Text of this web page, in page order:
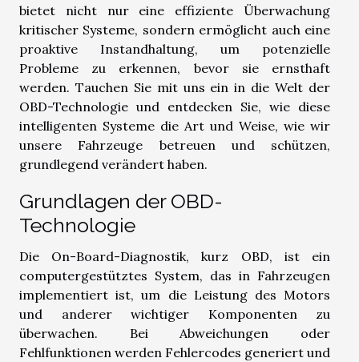
bietet nicht nur eine effiziente Überwachung
kritischer Systeme, sondern ermöglicht auch eine
proaktive Instandhaltung, um potenzielle
Probleme zu erkennen, bevor sie ernsthaft
werden. Tauchen Sie mit uns ein in die Welt der
OBD-Technologie und entdecken Sie, wie diese
intelligenten Systeme die Art und Weise, wie wir
unsere Fahrzeuge betreuen und schützen,
grundlegend verändert haben.
Grundlagen der OBD-
Technologie
Die On-Board-Diagnostik, kurz OBD, ist ein
computergestütztes System, das in Fahrzeugen
implementiert ist, um die Leistung des Motors
und anderer wichtiger Komponenten zu
überwachen. Bei Abweichungen oder
Fehlfunktionen werden Fehlercodes generiert und